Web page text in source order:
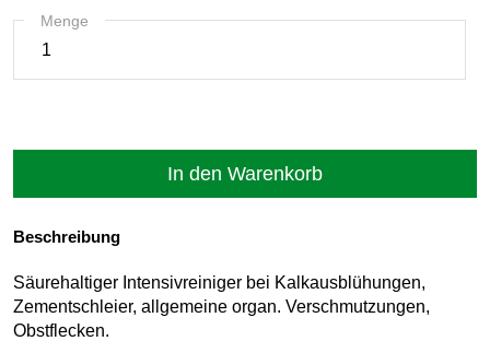
Menge
Beschreibung
Säurehaltiger Intensivreiniger bei Kalkausblühungen,
Zementschleier, allgemeine organ. Verschmutzungen,
Obstflecken.